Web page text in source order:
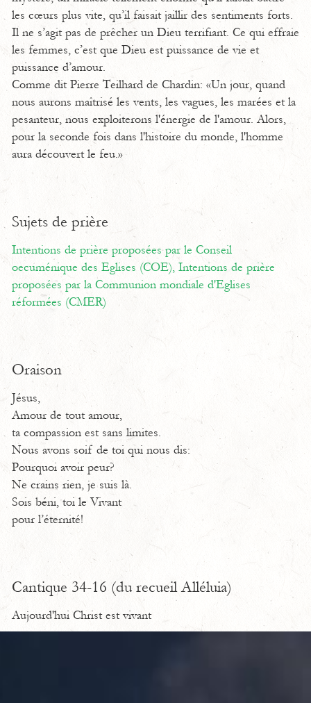
les cœurs plus vite, qu’il faisait jaillir des sentiments forts.
Il ne s’agit pas de prêcher un Dieu terrifiant. Ce qui effraie
les femmes, c’est que Dieu est puissance de vie et
puissance d’amour.
Comme dit Pierre Teilhard de Chardin: «Un jour, quand
nous aurons maîtrisé les vents, les vagues, les marées et la
pesanteur, nous exploiterons l'énergie de l'amour. Alors,
pour la seconde fois dans l'histoire du monde, l'homme
aura découvert le feu.»
Sujets de prière
Intentions de prière proposées par le Conseil
oecuménique des Eglises (COE), Intentions de prière
proposées par la Communion mondiale d'Eglises
réformées (CMER)
Oraison
Jésus,
Amour de tout amour,
ta compassion est sans limites.
Nous avons soif de toi qui nous dis:
Pourquoi avoir peur?
Ne crains rien, je suis là.
Sois béni, toi le Vivant
pour l’éternité!
Cantique 34-16 (du recueil Alléluia)
Aujourd'hui Christ est vivant